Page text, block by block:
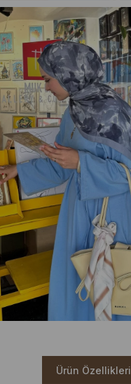
Ürün Özellikleri